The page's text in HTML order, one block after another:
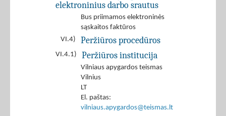
elektroninius darbo srautus
Bus priimamos elektroninės
sąskaitos faktūros
VI.4)
Peržiūros procedūros
VI.4.1) Peržiūros institucija
Vilniaus apygardos teismas
Vilnius
LT
El. paštas:
vilniaus.apygardos@teismas.lt